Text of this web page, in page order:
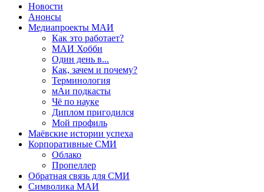
Новости
Анонсы
Медиапроекты МАИ
Как это работает?
МАИ Хобби
Один день в...
Как, зачем и почему?
Терминология
мАи подкасты
Чё по науке
Диплом пригодился
Мой профиль
Маёвские истории успеха
Корпоративные СМИ
Облако
Пропеллер
Обратная связь для СМИ
Символика МАИ